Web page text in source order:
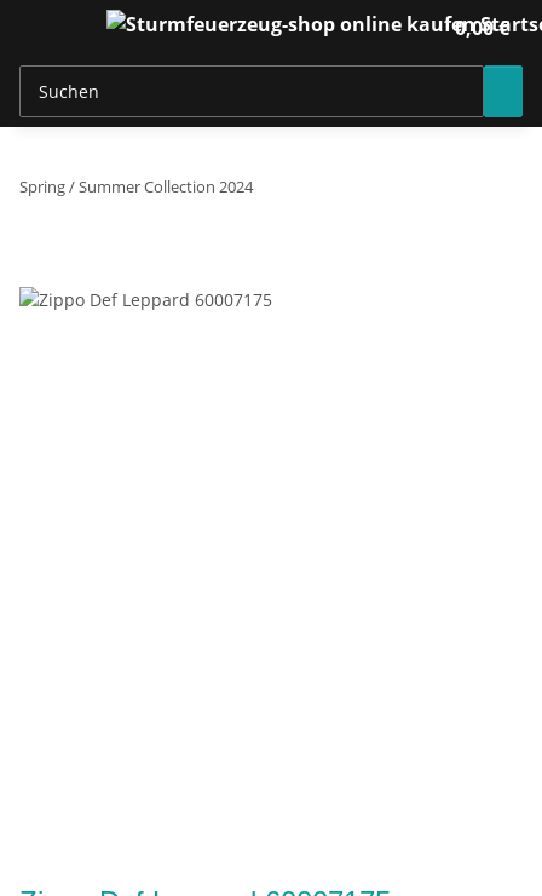
0,00 €
Spring / Summer Collection 2024